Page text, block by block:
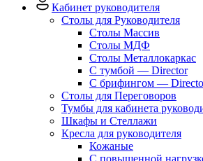
Кабинет руководителя
Столы для Руководителя
Столы Массив
Столы МДФ
Столы Металлокаркас
С тумбой — Director
C брифингом —
Столы для Переговоров
Тумбы для кабинета
Шкафы и Стеллажи
Кресла для руководителя
Кожаные
С повышенной